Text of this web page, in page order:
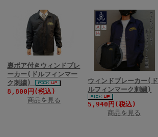
裏ボア付きウィンドブレ
ーカー(ドルフィンマー
ク刺繍)
8,800円(税込)
商品を見る
ウィンドブレーカー(ド
ルフィンマーク刺繍)
5,940円(税込)
商品を見る